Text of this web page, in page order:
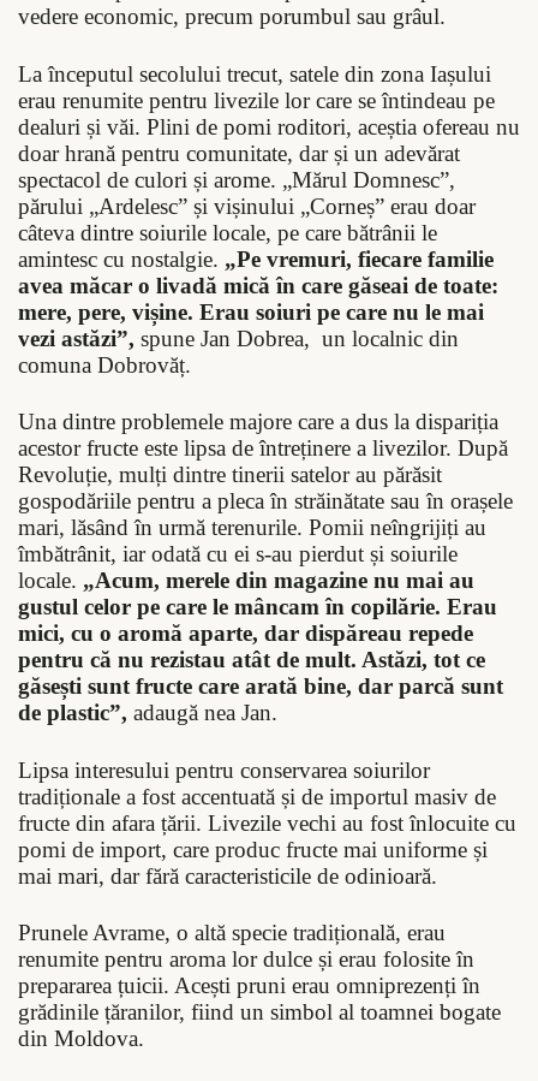
vedere economic, precum porumbul sau grâul.
La începutul secolului trecut, satele din zona Iașului
erau renumite pentru livezile lor care se întindeau pe
dealuri și văi. Plini de pomi roditori, aceștia ofereau nu
doar hrană pentru comunitate, dar și un adevărat
spectacol de culori și arome. „Mărul Domnesc”,
părului „Ardelesc” și vișinului „Corneș” erau doar
câteva dintre soiurile locale, pe care bătrânii le
amintesc cu nostalgie. „Pe vremuri, fiecare familie
avea măcar o livadă mică în care găseai de toate:
mere, pere, vișine. Erau soiuri pe care nu le mai
vezi astăzi”, spune Jan Dobrea, un localnic din
comuna Dobrovăț.
Una dintre problemele majore care a dus la dispariția
acestor fructe este lipsa de întreținere a livezilor. După
Revoluție, mulți dintre tinerii satelor au părăsit
gospodăriile pentru a pleca în străinătate sau în orașele
mari, lăsând în urmă terenurile. Pomii neîngrijiți au
îmbătrânit, iar odată cu ei s-au pierdut și soiurile
locale. „Acum, merele din magazine nu mai au
gustul celor pe care le mâncam în copilărie. Erau
mici, cu o aromă aparte, dar dispăreau repede
pentru că nu rezistau atât de mult. Astăzi, tot ce
găsești sunt fructe care arată bine, dar parcă sunt
de plastic”, adaugă nea Jan.
Lipsa interesului pentru conservarea soiurilor
tradiționale a fost accentuată și de importul masiv de
fructe din afara țării. Livezile vechi au fost înlocuite cu
pomi de import, care produc fructe mai uniforme și
mai mari, dar fără caracteristicile de odinioară.
Prunele Avrame, o altă specie tradițională, erau
renumite pentru aroma lor dulce și erau folosite în
prepararea țuicii. Acești pruni erau omniprezenți în
grădinile țăranilor, fiind un simbol al toamnei bogate
din Moldova.